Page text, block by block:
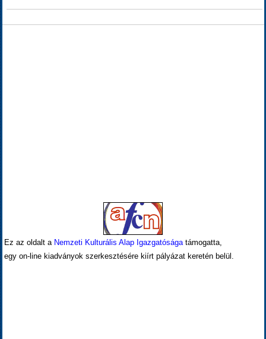
Ez az oldalt a Nemzeti Kulturális Alap Igazgatóságatámogatta,
egy on-line kiadványok szerkesztésére kiírt pályázat keretén belül.